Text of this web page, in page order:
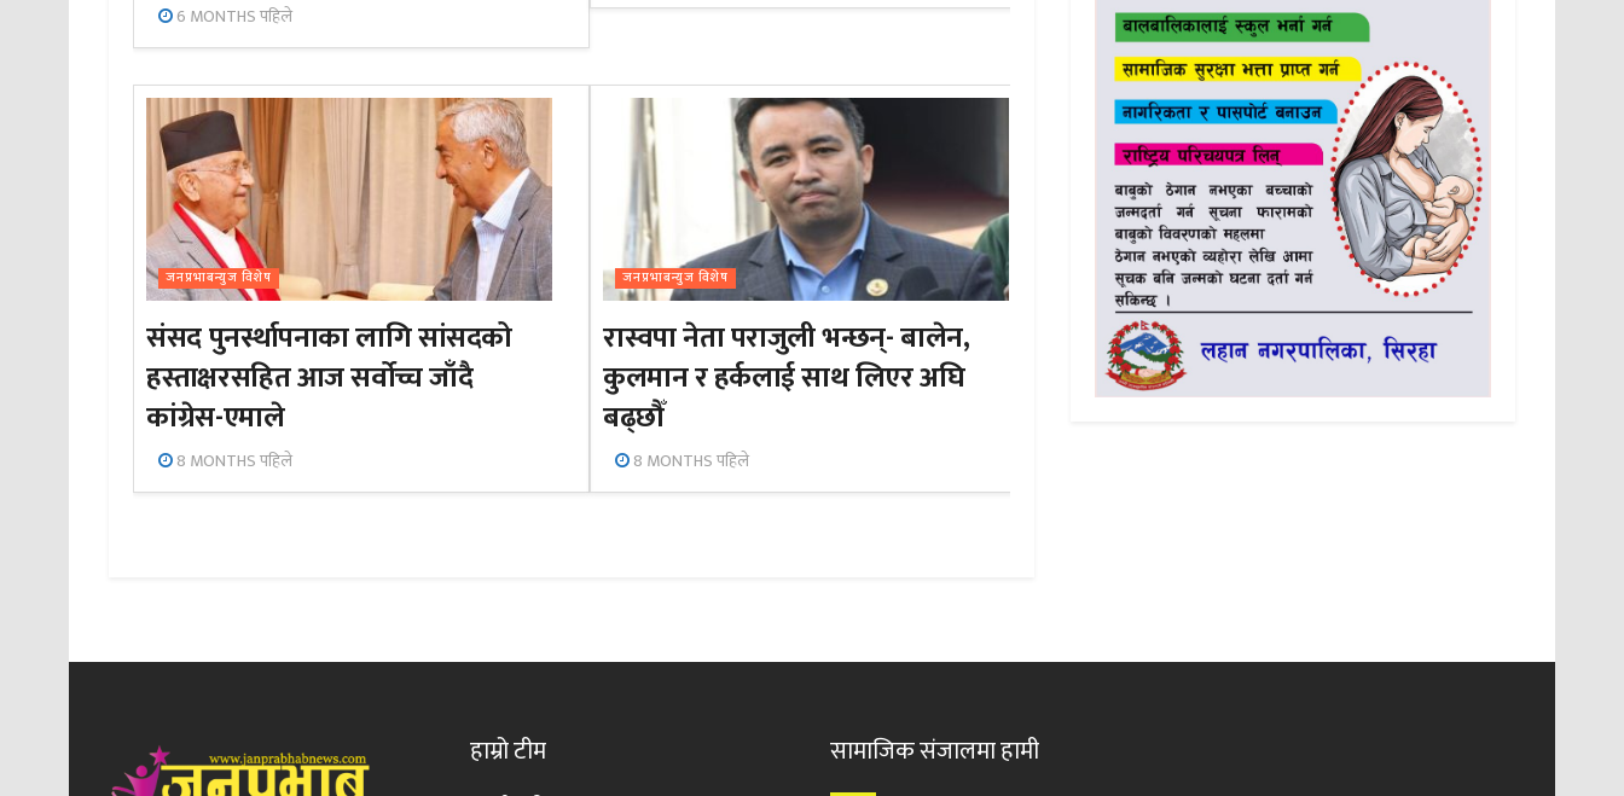
6 MONTHS पहिले
जनप्रभाबन्युज विशेष
संसद पुनर्स्थापनाका लागि सांसदको
हस्ताक्षरसहित आज सर्वोच्च जाँदै
कांग्रेस-एमाले
8 MONTHS पहिले
जनप्रभाबन्युज विशेष
रास्वपा नेता पराजुली भन्छन्- बालेन,
कुलमान र हर्कलाई साथ लिएर अघि
बढ्छौँ
8 MONTHS पहिले
हाम्रो टीम सामाजिक संजालमा हामी